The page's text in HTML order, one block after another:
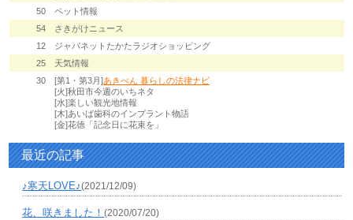
50
ペット情報
54
さきがけニュース
12
ジャパネットたかたラジオショッピング
25
天気情報
30
[第1・第3月]あきべん 暮らしの法律ナビ
[火]秋田市今週のいちネタ
[水]楽しい観光地情報
[木]あいば歯科のインプラント物語
[金]花徳「記念日に花束を」
最近の記事
♪寒天LOVE♪(2021/12/09)
花、咲きました！(2020/07/20)